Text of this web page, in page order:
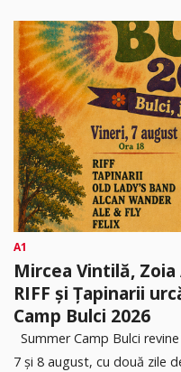
A1
Mircea Vintilă,
RIFF și Țapinarii
Camp Bulci 2026
Summer Camp Bulci
7 și 8 august, cu două zile